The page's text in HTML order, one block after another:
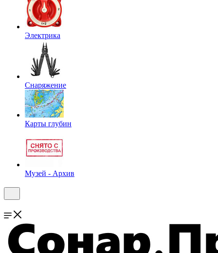
Электрика
Снаряжение
Карты глубин
Музей - Архив